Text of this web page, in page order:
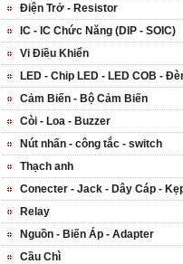
Điện Trở - Resistor
IC - IC Chức Năng (DIP - SOIC)
Vi Điều Khiển
LED - Chip LED - LED COB -
Cảm Biến - Bộ Cảm Biến
Còi - Loa - Buzzer
Nút nhấn - công tắc - switch
Thạch anh
Conecter - Jack - Dây Cáp -
Relay
Nguồn - Biến Áp - Adapter
Cầu Chì